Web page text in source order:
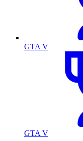
GTA V
GTA V